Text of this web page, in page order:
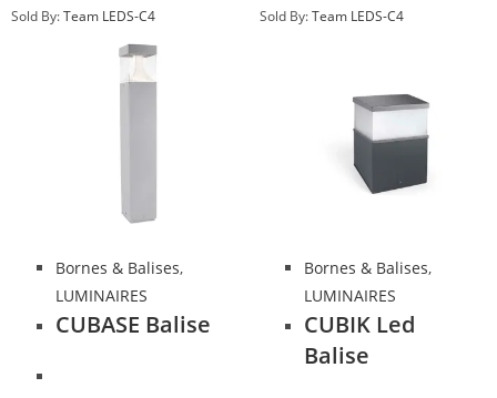
Sold By:Team LEDS-C4
Bornes & Balises,
LUMINAIRES
CUBASE Balise
Sold By:Team LEDS-C4
Bornes & Balises,
LUMINAIRES
CUBIK Led
Balise